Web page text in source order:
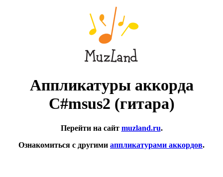
Аппликатуры аккорда
C#msus2 (гитара)
Перейти на сайт muzland.ru.
Ознакомиться с другими аппликатурами аккордов.